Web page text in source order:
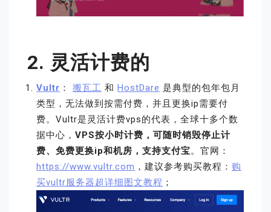
2. 灵活计费的
Vultr ： 搬瓦工 和 HostDare 是典型的包年包月
类型，无法做到按需付费，并且更换ip需要付
费。Vultr是灵活计费vps的代表，全球十多个数
据中心， VPS按小时计费，可随时销毁停止计
费、免费更换ip和机房，支持支付宝。官网：
https://www.vultr.com ，建议参考购买教程： 购
买vultr服务器超详细图文教程 ；